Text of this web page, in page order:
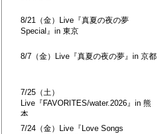
8/21（金）Live『真夏の夜の夢
Special』in 東京
8/7（金）Live『真夏の夜の夢』in 京都
7/25（土）
Live『FAVORITES/water.2026』in 熊
本
7/24（金）Live『Love Songs